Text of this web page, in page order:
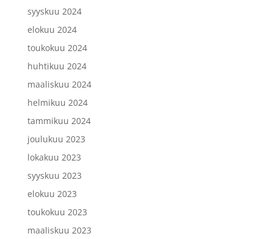
syyskuu 2024
elokuu 2024
toukokuu 2024
huhtikuu 2024
maaliskuu 2024
helmikuu 2024
tammikuu 2024
joulukuu 2023
lokakuu 2023
syyskuu 2023
elokuu 2023
toukokuu 2023
maaliskuu 2023